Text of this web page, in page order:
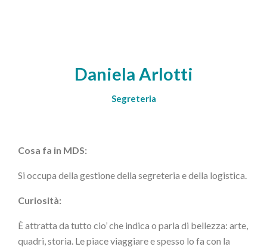
Daniela Arlotti
Segreteria
Cosa fa in MDS:
Si occupa della gestione della segreteria e della logistica.
Curiosità:
È attratta da tutto cio’ che indica o parla di bellezza: arte,
quadri, storia. Le piace viaggiare e spesso lo fa con la